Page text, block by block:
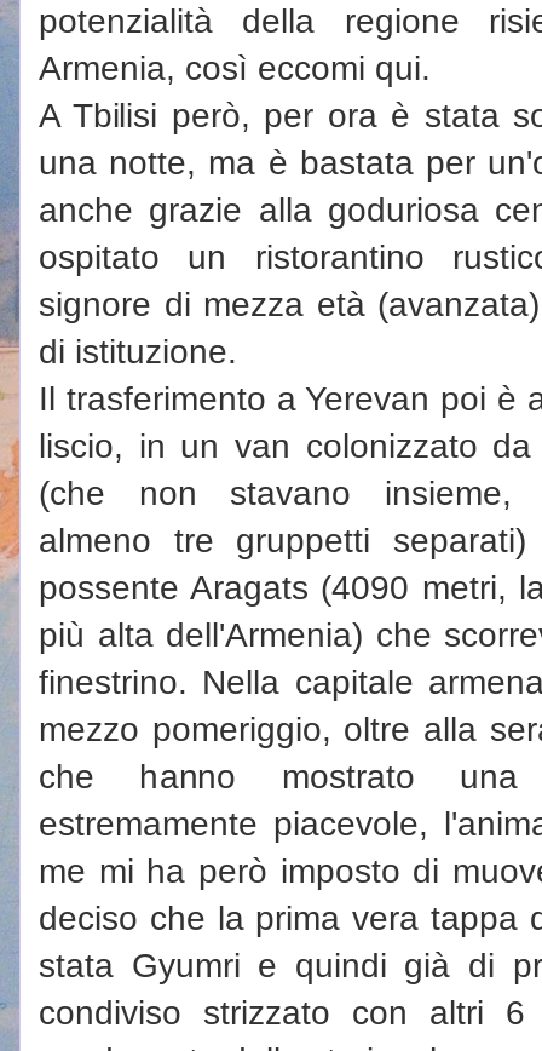
potenzialità della regione
Armenia, così eccomi qui.
A Tbilisi però, per ora è stata
una notte, ma è bastata per
anche grazie alla goduriosa
ospitato un ristorantino
signore di mezza età
di istituzione.
Il trasferimento a Yerevan poi è
liscio, in un van colonizzato da
(che non stavano insieme,
almeno tre gruppetti
possente Aragats (4090 metri,
più alta dell'Armenia) che
finestrino. Nella capitale
mezzo pomeriggio, oltre alla
che hanno mostrato
estremamente piacevole,
me mi ha però imposto di
deciso che la prima vera tappa
stata Gyumri e quindi già di
condiviso strizzato con altri